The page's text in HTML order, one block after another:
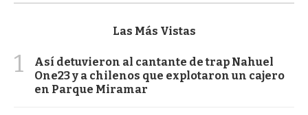
Las Más Vistas
1
Así detuvieron al cantante de trap Nahuel
One23 y a chilenos que explotaron un cajero
en Parque Miramar